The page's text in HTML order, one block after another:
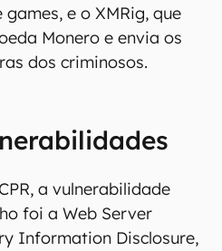
e o XMRig, que
Monero e envia os
dos criminosos.
a vulnerabilidade
foi a Web Server
Information Disclosure,